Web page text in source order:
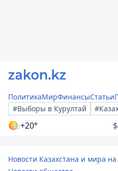
ПолитикаМирФинансыСтатьи
#Выборы в Курултай
+20° $
Новости Казахстана и мира на